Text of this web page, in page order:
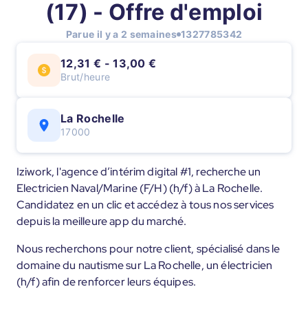
(17) - Offre d'emploi
Parue il y a 2 semaines 1327785342
12,31 € - 13,00 €
Brut/heure
La Rochelle
17000
Iziwork, l'agence d’intérim digital #1, recherche un
Electricien Naval/Marine (F/H) (h/f) à La Rochelle.
Candidatez en un clic et accédez à tous nos services
depuis la meilleure app du marché.
Nous recherchons pour notre client, spécialisé dans le
domaine du nautisme sur La Rochelle, un électricien
(h/f) afin de renforcer leurs équipes.